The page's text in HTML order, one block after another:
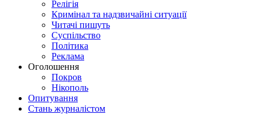
Релігія
Кримінал та надзвичайні ситуації
Читачі пишуть
Суспільство
Політика
Реклама
Оголошення
Покров
Нікополь
Опитування
Стань журналістом